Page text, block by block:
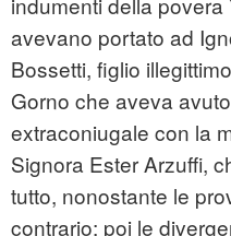
avevano portato ad
Bossetti, figlio
Gorno che aveva
extraconiugale con la
Signora Ester Arzuffi,
tutto, nonostante le
contrario; poi le